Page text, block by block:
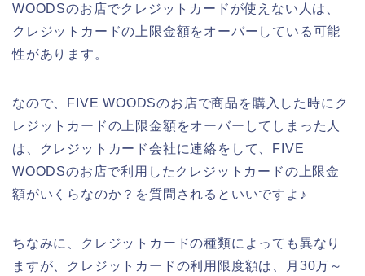
WOODSのお店でクレジットカードが使えない人は、
クレジットカードの上限金額をオーバーしている可能
性があります。
なので、FIVE WOODSのお店で商品を購入した時にク
レジットカードの上限金額をオーバーしてしまった人
は、クレジットカード会社に連絡をして、FIVE
WOODSのお店で利用したクレジットカードの上限金
額がいくらなのか？を質問されるといいですよ♪
ちなみに、クレジットカードの種類によっても異なり
ますが、クレジットカードの利用限度額は、月30万～